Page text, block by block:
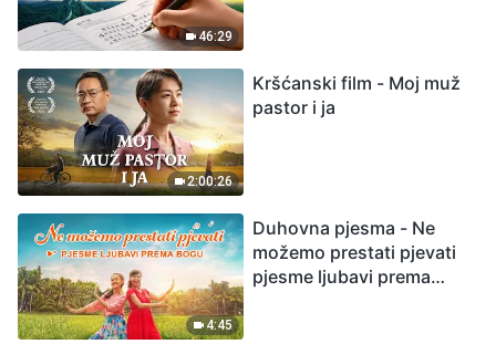
46:29
2:00:26
Kršćanski film - Moj muž
pastor i ja
4:45
Duhovna pjesma - Ne
možemo prestati pjevati
pjesme ljubavi prema